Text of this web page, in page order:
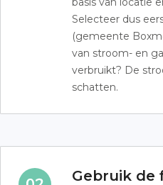
Selecteer dus
(gemeente
van stroom- en
verbruikt? De
schatten.
Gebruik de